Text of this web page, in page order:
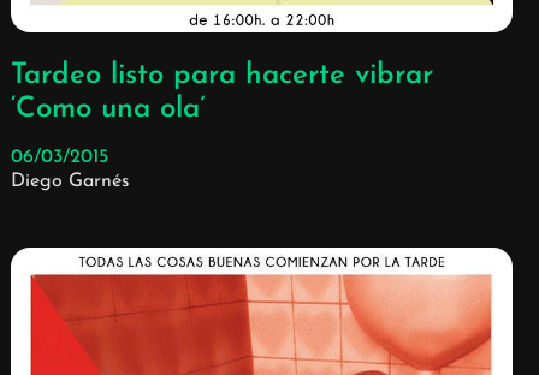
Tardeo listo para hacerte vibrar
‘Como una ola’
06/03/2015
Diego Garnés